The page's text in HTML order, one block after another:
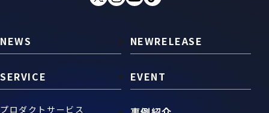
NEWS
SERVICE
プロダクトサービス
NEWRELEASE
EVENT